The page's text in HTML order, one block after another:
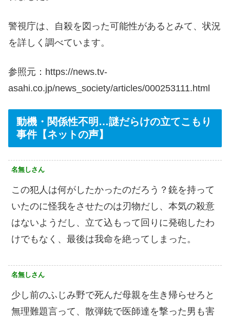
警視庁は、自殺を図った可能性があるとみて、状況
を詳しく調べています。
参照元：https://news.tv-
asahi.co.jp/news_society/articles/000253111.html
動機・関係性不明…謎だらけの立てこもり
事件【ネットの声】
名無しさん
この犯人は何がしたかったのだろう？銃を持って
いたのに怪我をさせたのは刃物だし、本気の殺意
はないようだし、立て込もって回りに発砲したわ
けでもなく、最後は我命を絶ってしまった。
名無しさん
少し前のふじみ野で死んだ母親を生き帰らせろと
無理難題言って、散弾銃で医師達を撃った男も害